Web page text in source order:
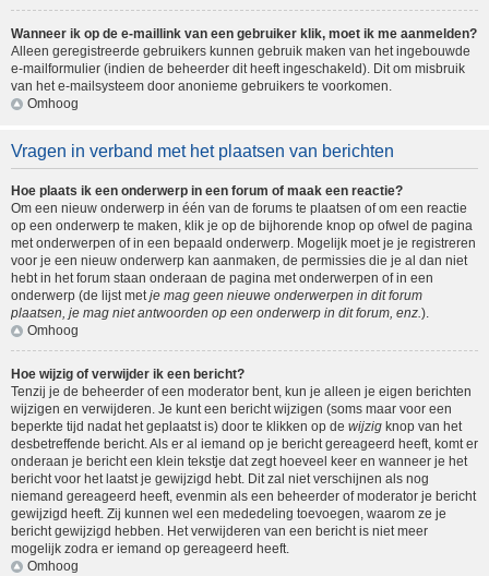
Wanneer ik op de e-maillink van een gebruiker klik, moet ik me aanmelden?
Alleen geregistreerde gebruikers kunnen gebruik maken van het ingebouwde
e-mailformulier (indien de beheerder dit heeft ingeschakeld). Dit om misbruik
van het e-mailsysteem door anonieme gebruikers te voorkomen.
Omhoog
Vragen in verband met het plaatsen van berichten
Hoe plaats ik een onderwerp in een forum of maak een reactie?
Om een nieuw onderwerp in één van de forums te plaatsen of om een reactie
op een onderwerp te maken, klik je op de bijhorende knop op ofwel de pagina
met onderwerpen of in een bepaald onderwerp. Mogelijk moet je je registreren
voor je een nieuw onderwerp kan aanmaken, de permissies die je al dan niet
hebt in het forum staan onderaan de pagina met onderwerpen of in een
onderwerp (de lijst metje mag geen nieuwe onderwerpen in dit forum
plaatsen, je mag niet antwoorden op een onderwerp in dit forum, enz.).
Omhoog
Hoe wijzig of verwijder ik een bericht?
Tenzij je de beheerder of een moderator bent, kun je alleen je eigen berichten
wijzigen en verwijderen. Je kunt een bericht wijzigen (soms maar voor een
beperkte tijd nadat het geplaatst is) door te klikken op de wijzig knop van het
desbetreffende bericht. Als er al iemand op je bericht gereageerd heeft, komt er
onderaan je bericht een klein tekstje dat zegt hoeveel keer en wanneer je het
bericht voor het laatst je gewijzigd hebt. Dit zal niet verschijnen als nog
niemand gereageerd heeft, evenmin als een beheerder of moderator je bericht
gewijzigd heeft. Zij kunnen wel een mededeling toevoegen, waarom ze je
bericht gewijzigd hebben. Het verwijderen van een bericht is niet meer
mogelijk zodra er iemand op gereageerd heeft.
Omhoog